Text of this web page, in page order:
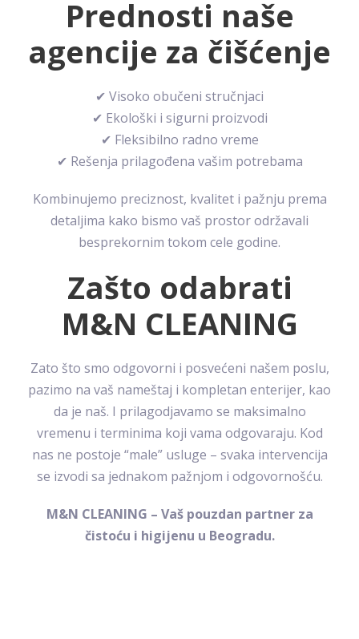
Prednosti naše
agencije za čišćenje
✔ Visoko obučeni stručnjaci
✔ Ekološki i sigurni proizvodi
✔ Fleksibilno radno vreme
✔ Rešenja prilagođena vašim potrebama
Kombinujemo preciznost, kvalitet i pažnju prema
detaljima kako bismo vaš prostor održavali
besprekornim tokom cele godine.
Zašto odabrati
M&N CLEANING
Zato što smo odgovorni i posvećeni našem poslu,
pazimo na vaš nameštaj i kompletan enterijer, kao
da je naš. I prilagodjavamo se maksimalno
vremenu i terminima koji vama odgovaraju. Kod
nas ne postoje “male” usluge – svaka intervencija
se izvodi sa jednakom pažnjom i odgovornošću.
M&N CLEANING – Vaš pouzdan partner za
čistoću i higijenu u Beogradu.